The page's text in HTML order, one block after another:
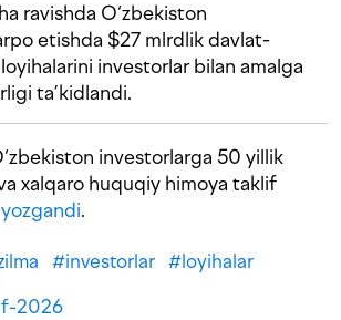
ravishda O‘zbekiston
etishda $27 mlrdlik davlat-
investorlar bilan amalga
ta’kidlandi.
investorlarga 50 yillik
xalqaro huquqiy himoya taklif
yozgandi.
#investorlar #loyihalar
2026